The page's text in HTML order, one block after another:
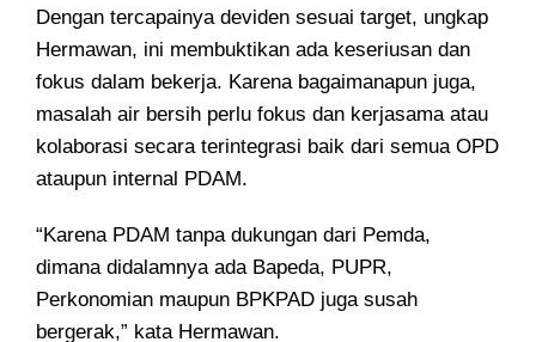
Dengan tercapainya deviden sesuai target, ungkap
Hermawan, ini membuktikan ada keseriusan dan
fokus dalam bekerja. Karena bagaimanapun juga,
masalah air bersih perlu fokus dan kerjasama atau
kolaborasi secara terintegrasi baik dari semua OPD
ataupun internal PDAM.
“Karena PDAM tanpa dukungan dari Pemda,
dimana didalamnya ada Bapeda, PUPR,
Perkonomian maupun BPKPAD juga susah
bergerak,” kata Hermawan.